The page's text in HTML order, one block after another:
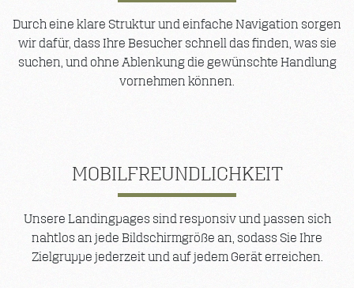
Durch eine klare Struktur und einfache Navigation sorgen
wir dafür, dass Ihre Besucher schnell das finden, was sie
suchen, und ohne Ablenkung die gewünschte Handlung
vornehmen können.
MOBILFREUNDLICHKEIT
Unsere Landingpages sind responsiv und passen sich
nahtlos an jede Bildschirmgröße an, sodass Sie Ihre
Zielgruppe jederzeit und auf jedem Gerät erreichen.